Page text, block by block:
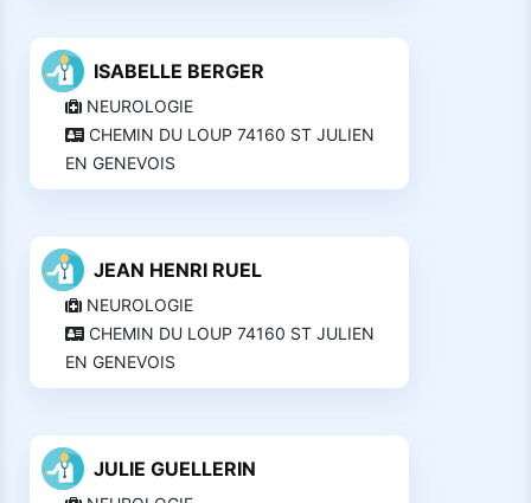
ISABELLE BERGER
NEUROLOGIE
CHEMIN DU LOUP 74160 ST JULIEN
EN GENEVOIS
JEAN HENRI RUEL
NEUROLOGIE
CHEMIN DU LOUP 74160 ST JULIEN
EN GENEVOIS
JULIE GUELLERIN